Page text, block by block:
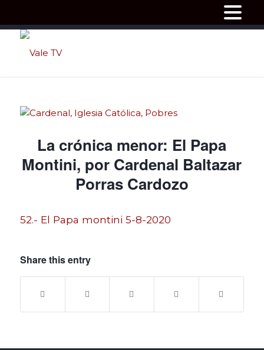
La crónica menor: El Papa
Montini, por Cardenal Baltazar
Porras Cardozo
52.- El Papa montini 5-8-2020
Share this entry